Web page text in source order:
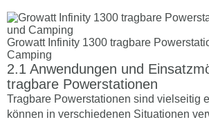
Growatt Infinity 1300 tragbare
Camping
Anwendungen und
tragbare Powerstationen
Tragbare Powerstationen sind vielseitig
können in verschiedenen Situationen